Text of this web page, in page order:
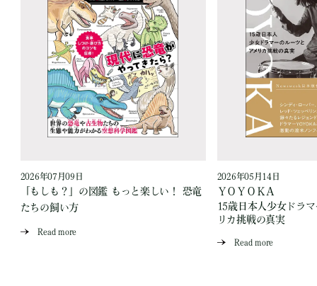
2026年07月09日
「もしも？」の図鑑 もっと楽しい！ 恐竜
たちの飼い方
Read more
2026年05月14日
ＹＯＹＯＫＡ
15歳日本人少女ドラ
リカ挑戦の真実
Read more